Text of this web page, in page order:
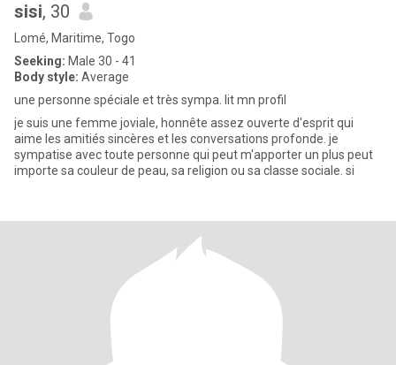
sisi, 30
Lomé, Maritime, Togo
Seeking: Male 30 - 41
Body style: Average
une personne spéciale et très sympa. lit mn profil
je suis une femme joviale, honnête assez ouverte d'esprit qui
aime les amitiés sincères et les conversations profonde. je
sympatise avec toute personne qui peut m'apporter un plus peut
importe sa couleur de peau, sa religion ou sa classe sociale. si